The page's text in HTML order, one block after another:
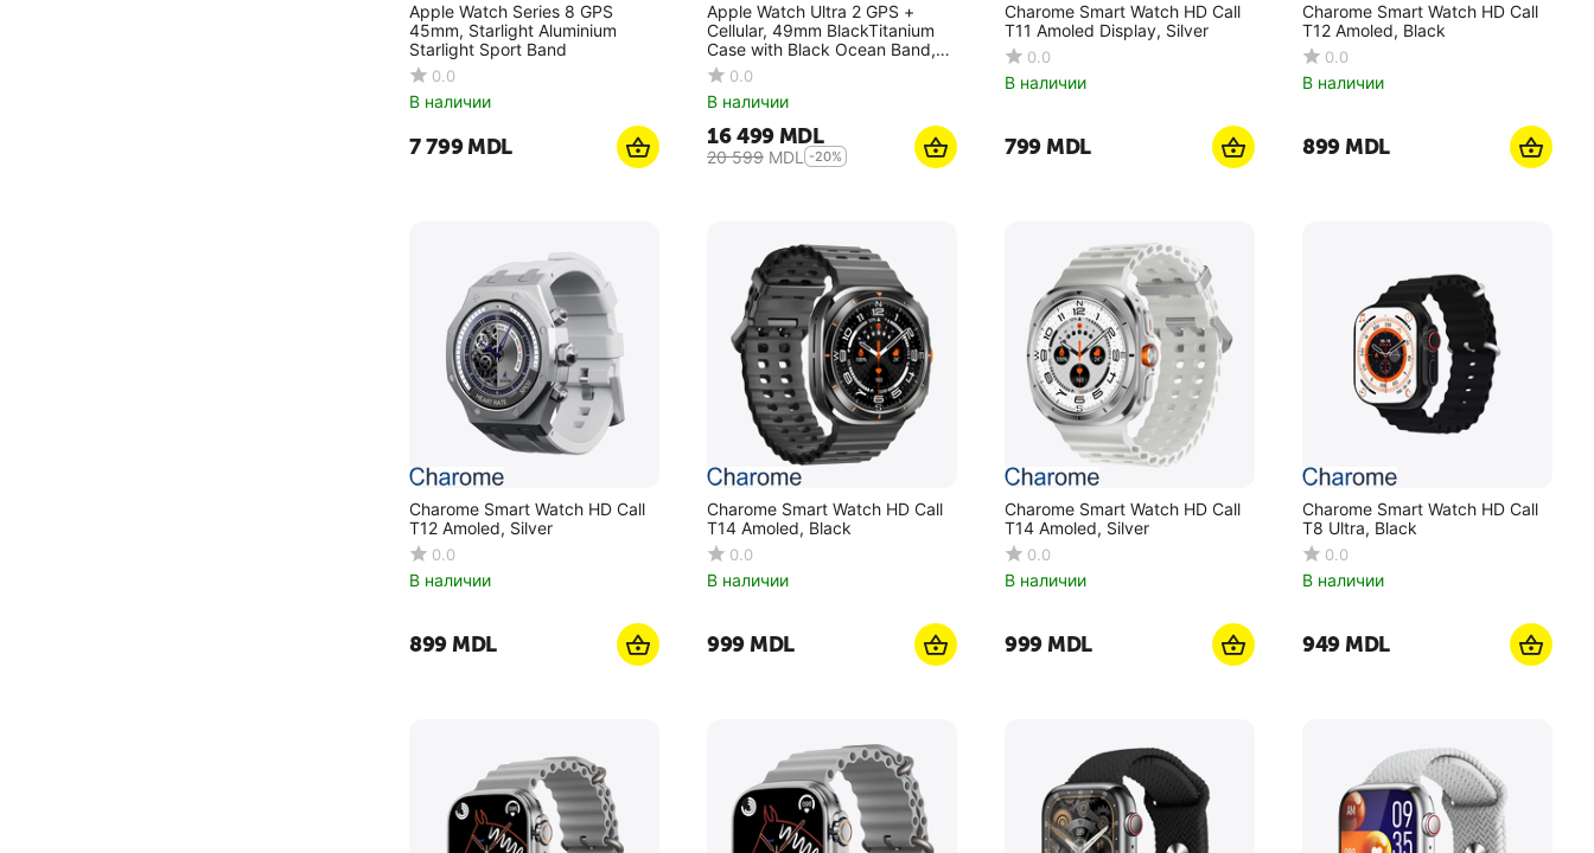
Apple Watch Series 8 GPS
45mm, Starlight Aluminium
Starlight Sport Band
0.0
В наличии
7 799MDL
Apple Watch Ultra 2 GPS +
Cellular, 49mm BlackTitanium
Case with Black Ocean Band,
MX4P3
0.0
В наличии
16 499MDL
20 599 MDL -20%
Charome Smart Watch HD Call
T11 Amoled Display, Silver
0.0
В наличии
‍799‍MDL
Charome Smart Watch HD Call
T12 Amoled, Black
0.0
В наличии
‍899‍MDL
Charome Smart Watch HD Call
T12 Amoled, Silver
0.0
В наличии
‍899‍MDL
Charome Smart Watch HD Call
T14 Amoled, Black
0.0
В наличии
‍999‍MDL
Charome Smart Watch HD Call
T14 Amoled, Silver
0.0
В наличии
‍999‍MDL
Charome Smart Watch HD Call
T8 Ultra, Black
0.0
В наличии
‍949‍MDL